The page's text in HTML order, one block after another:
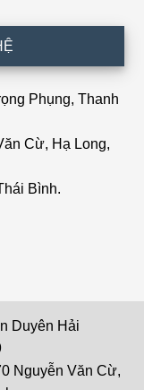
Phụng, Thanh
Cừ, Hạ Long,
Bình.
Duyên Hải
Nguyễn Văn Cừ,